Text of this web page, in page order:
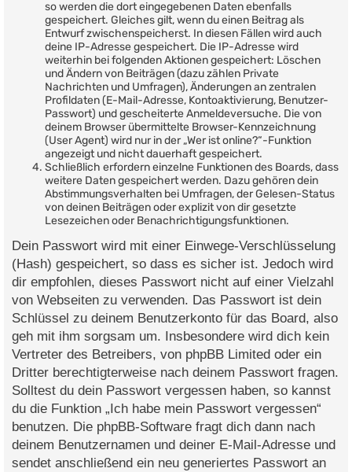
so werden die dort eingegebenen Daten ebenfalls
gespeichert. Gleiches gilt, wenn du einen Beitrag als
Entwurf zwischenspeicherst. In diesen Fällen wird auch
deine IP-Adresse gespeichert. Die IP-Adresse wird
weiterhin bei folgenden Aktionen gespeichert: Löschen
und Ändern von Beiträgen (dazu zählen Private
Nachrichten und Umfragen), Änderungen an zentralen
Profildaten (E-Mail-Adresse, Kontoaktivierung, Benutzer-
Passwort) und gescheiterte Anmeldeversuche. Die von
deinem Browser übermittelte Browser-Kennzeichnung
(User Agent) wird nur in der „Wer ist online?“-Funktion
angezeigt und nicht dauerhaft gespeichert.
Schließlich erfordern einzelne Funktionen des Boards, dass
weitere Daten gespeichert werden. Dazu gehören dein
Abstimmungsverhalten bei Umfragen, der Gelesen-Status
von deinen Beiträgen oder explizit von dir gesetzte
Lesezeichen oder Benachrichtigungsfunktionen.
Dein Passwort wird mit einer Einwege-Verschlüsselung
(Hash) gespeichert, so dass es sicher ist. Jedoch wird
dir empfohlen, dieses Passwort nicht auf einer Vielzahl
von Webseiten zu verwenden. Das Passwort ist dein
Schlüssel zu deinem Benutzerkonto für das Board, also
geh mit ihm sorgsam um. Insbesondere wird dich kein
Vertreter des Betreibers, von phpBB Limited oder ein
Dritter berechtigterweise nach deinem Passwort fragen.
Solltest du dein Passwort vergessen haben, so kannst
du die Funktion „Ich habe mein Passwort vergessen“
benutzen. Die phpBB-Software fragt dich dann nach
deinem Benutzernamen und deiner E-Mail-Adresse und
sendet anschließend ein neu generiertes Passwort an